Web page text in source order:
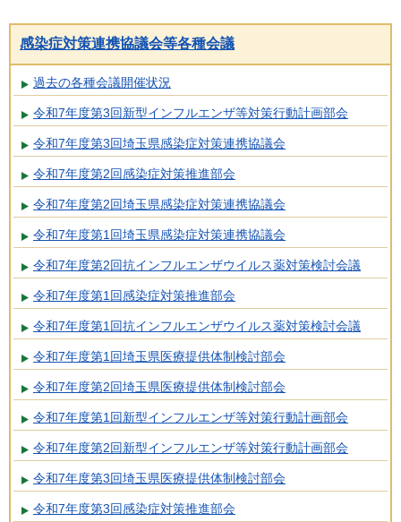
感染症対策連携協議会等各種会議
過去の各種会議開催状況
令和7年度第3回新型インフルエンザ等対策行動計画部会
令和7年度第3回埼玉県感染症対策連携協議会
令和7年度第2回感染症対策推進部会
令和7年度第2回埼玉県感染症対策連携協議会
令和7年度第1回埼玉県感染症対策連携協議会
令和7年度第2回抗インフルエンザウイルス薬対策検討会議
令和7年度第1回感染症対策推進部会
令和7年度第1回抗インフルエンザウイルス薬対策検討会議
令和7年度第1回埼玉県医療提供体制検討部会
令和7年度第2回埼玉県医療提供体制検討部会
令和7年度第1回新型インフルエンザ等対策行動計画部会
令和7年度第2回新型インフルエンザ等対策行動計画部会
令和7年度第3回埼玉県医療提供体制検討部会
令和7年度第3回感染症対策推進部会